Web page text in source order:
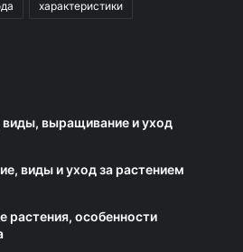
характеристики
виды, выращивание и уход
виды и уход за растением
растения, особенности